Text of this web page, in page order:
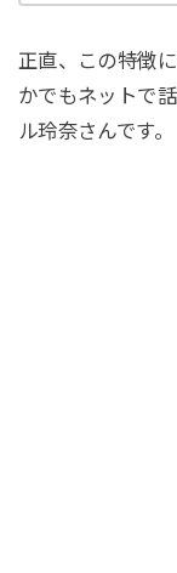
正直、この特徴
かでもネットで
ル玲奈さんです。